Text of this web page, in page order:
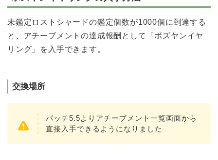
未鑑定ロストシャードの鑑定個数が1000個に到達する
と、アチーブメントの達成報酬として「ボズヤンイヤ
リング」を入手できます。
交換場所
パッチ5.5よりアチーブメント一覧画面から
直接入手できるようになりました